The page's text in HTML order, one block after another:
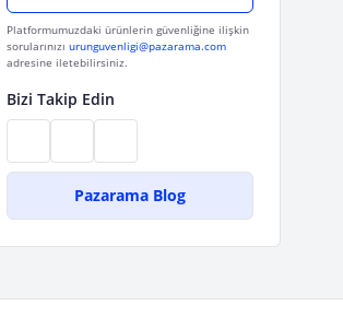
Platformumuzdaki ürünlerin güvenliğine ilişkin
sorularınızı urunguvenligi@pazarama.com
adresine iletebilirsiniz.
Bizi Takip Edin
Pazarama Blog